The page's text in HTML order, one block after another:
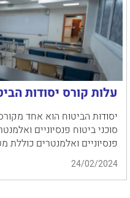
עלות קורס יסודות
יסודות הביטוח הוא אחד
סוכני ביטוח פנסיוניים
פנסיוניים ואלמנטרים
24/02/2024